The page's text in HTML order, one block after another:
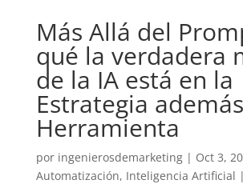
Más Allá del
qué la verdadera
de la IA está en la
Estrategia
Herramienta
por ingenierosdemarketing| Oct 3,
Automatización, Inteligencia Artificial |